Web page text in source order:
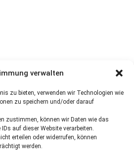
verwalten
zu bieten, verwenden wir Technologien wie
zu speichern und/oder darauf
zustimmen, können wir Daten wie das
auf dieser Website verarbeiten.
erteilen oder widerrufen, können
werden.